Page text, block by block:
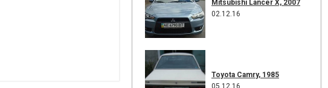
Mitsubishi Lancer X, 2007
02.12.16
Toyota Camry, 1985
05.12.16